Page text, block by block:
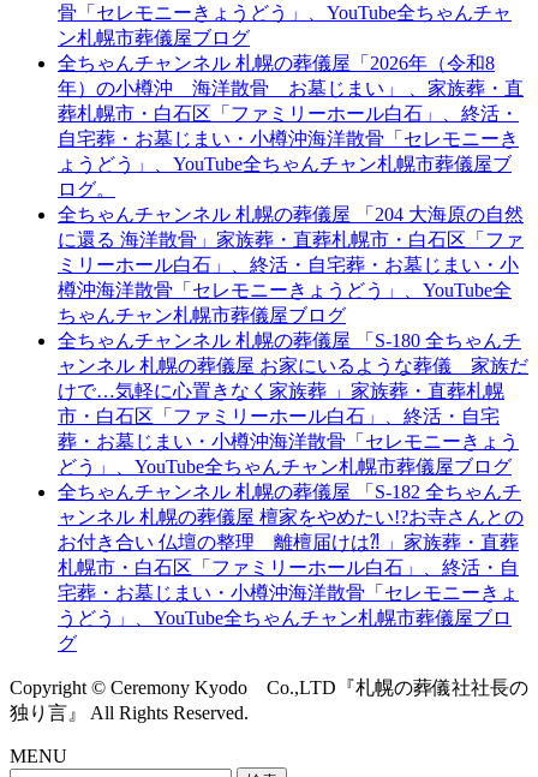
骨「セレモニーきょうどう」、YouTube全ちゃんチャ
ン札幌市葬儀屋ブログ
全ちゃんチャンネル 札幌の葬儀屋「2026年（令和8
年）の小樽沖 海洋散骨 お墓じまい」 、家族葬・直
葬札幌市・白石区「ファミリーホール白石」、終活・
自宅葬・お墓じまい・小樽沖海洋散骨「セレモニーき
ょうどう」、YouTube全ちゃんチャン札幌市葬儀屋ブ
ログ。
全ちゃんチャンネル 札幌の葬儀屋 「204 大海原の自然
に還る 海洋散骨」家族葬・直葬札幌市・白石区「ファ
ミリーホール白石」、終活・自宅葬・お墓じまい・小
樽沖海洋散骨「セレモニーきょうどう」、YouTube全
ちゃんチャン札幌市葬儀屋ブログ
全ちゃんチャンネル 札幌の葬儀屋 「S-180 全ちゃんチ
ャンネル 札幌の葬儀屋 お家にいるような葬儀 家族だ
けで…気軽に心置きなく家族葬 」家族葬・直葬札幌
市・白石区「ファミリーホール白石」、終活・自宅
葬・お墓じまい・小樽沖海洋散骨「セレモニーきょう
どう」、YouTube全ちゃんチャン札幌市葬儀屋ブログ
全ちゃんチャンネル 札幌の葬儀屋 「S-182 全ちゃんチ
ャンネル 札幌の葬儀屋 檀家をやめたい!?お寺さんとの
お付き合い 仏壇の整理 離檀届けは⁈ 」家族葬・直葬
札幌市・白石区「ファミリーホール白石」、終活・自
宅葬・お墓じまい・小樽沖海洋散骨「セレモニーきょ
うどう」、YouTube全ちゃんチャン札幌市葬儀屋ブロ
グ
Copyright © Ceremony Kyodo Co.,LTD『札幌の葬儀社社長の
独り言』 All Rights Reserved.
MENU